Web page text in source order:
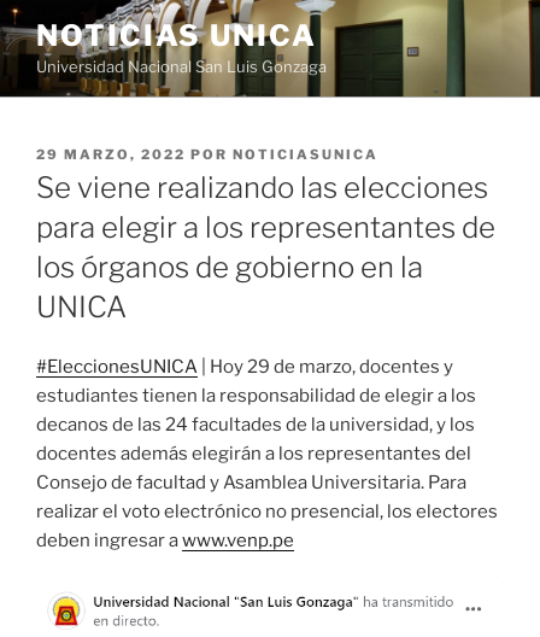
Saltar
al
contenido
NOTICIAS UNICA
Universidad Nacional San Luis Gonzaga
PUBLICADO
EL
29 MARZO, 2022 POR NOTICIASUNICA
Se viene realizando las elecciones
para elegir a los representantes de
los órganos de gobierno en la
UNICA
#EleccionesUNICA | Hoy 29 de marzo, docentes y
estudiantes tienen la responsabilidad de elegir a los
decanos de las 24 facultades de la universidad, y los
docentes además elegirán a los representantes del
Consejo de facultad y Asamblea Universitaria. Para
realizar el voto electrónico no presencial, los electores
deben ingresar awww.venp.pe